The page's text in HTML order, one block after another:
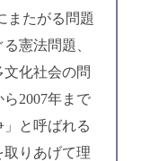
またがる問題
憲法問題、
化社会の問
2007年まで
と呼ばれる
りあげて理